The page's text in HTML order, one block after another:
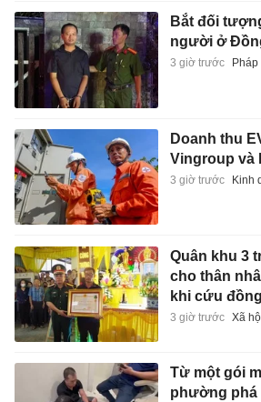
Bắt đối
người ở
3 giờ trước Pháp
Doanh thu
Vingroup và
3 giờ trước Kinh
Quân khu 3
cho thân
khi cứu
3 giờ trước Xã
Từ một gói
phường phá